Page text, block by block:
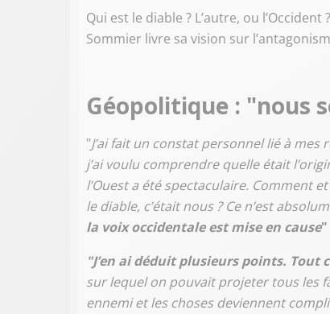
Qui est le diable ? L’autre, ou
Sommier livre sa vision sur
Géopolitique : "nous
"J’ai fait un constat personnel lié à mes
j’ai voulu comprendre quelle était
l’Ouest a été spectaculaire. Comment
le diable, c’était nous ? Ce n’est
la voix occidentale est mise en cause"
"J’en ai déduit plusieurs points. Tout
sur lequel on pouvait projeter tous les
ennemi et les choses deviennent